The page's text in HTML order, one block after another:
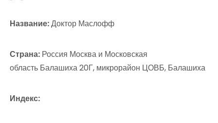
Название:Доктор Маслофф
Страна: Россия Москва и Московская
область Балашиха 20Г, микрорайон ЦОВБ, Балашиха
Индекс: